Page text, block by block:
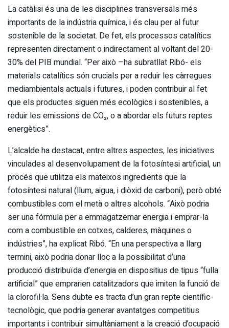
La catàlisi és una de les disciplines transversals més
importants de la indústria química, i és clau per al futur
sostenible de la societat. De fet, els processos catalítics
representen directament o indirectament al voltant del 20-
30% del PIB mundial. “Per això –ha subratllat Ribó- els
materials catalítics són crucials per a reduir les càrregues
mediambientals actuals i futures, i poden contribuir al fet
que els productes siguen més ecològics i sostenibles, a
reduir les emissions de CO₂, o a abordar els futurs reptes
energètics”.
L’alcalde ha destacat, entre altres aspectes, les iniciatives
vinculades al desenvolupament de la fotosíntesi artificial, un
procés que utilitza els mateixos ingredients que la
fotosíntesi natural (llum, aigua, i diòxid de carboni), però obté
combustibles com el metà o altres alcohols. “Això podria
ser una fórmula per a emmagatzemar energia i emprar-la
com a combustible en cotxes, calderes, màquines o
indústries”, ha explicat Ribó. “En una perspectiva a llarg
termini, això podria donar lloc a la possibilitat d’una
producció distribuïda d’energia en dispositius de tipus “fulla
artificial” que emprarien catalitzadors que imiten la funció de
la clorofil·la. Sens dubte es tracta d’un gran repte científic-
tecnològic, que podria generar avantatges competitius
importants i contribuir simultàniament a la creació d’ocupació